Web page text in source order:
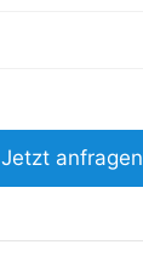
Jetzt anfragen